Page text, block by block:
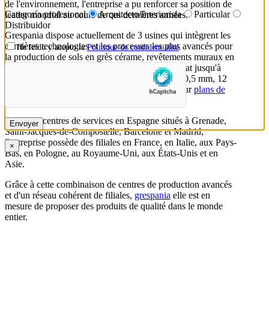
de l'environnement, l'entreprise a pu renforcer sa position de
leader mondial au cours de ces dernières années.
Grespania dispose actuellement de 3 usines qui intègrent les
dernières technologies et les processus les plus avancés pour
la production de sols en grès cérame, revêtements muraux en
pâte blanche, stratifiés en porcelaine grand format jusqu'à
120x360 cm et épaisseurs réduites et 5,6 mm, 10,5 mm, 12
mm et 20 plaques de mm d'épaisseur idéales pourplans de
Outre ses centres de services en Espagne situés à Grenade,
Saint-Jacques-de-Compostelle, Barcelone et Madrid,
l'entreprise possède des filiales en France, en Italie, aux Pays-
Bas, en Pologne, au Royaume-Uni, aux États-Unis et en
Asie.
Grâce à cette combinaison de centres de production avancés
et d'un réseau cohérent de filiales, grespania elle est en
mesure de proposer des produits de qualité dans le monde
entier.
Categoría profesional Arquitecto/Interiorista
Particular
Distribuidor
He leído y acepto laPolitique de confidentialité.
×